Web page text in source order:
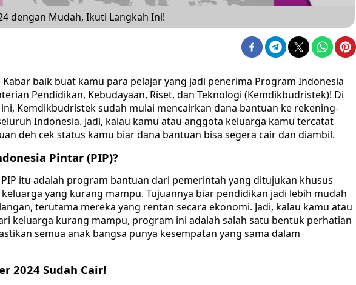
dengan Mudah, Ikuti Langkah Ini!
Kabar baik buat kamu para pelajar yang jadi penerima Program Indonesia
Pendidikan, Kebudayaan, Riset, dan Teknologi (Kemdikbudristek)! Di
Kemdikbudristek sudah mulai mencairkan dana bantuan ke rekening-
Indonesia. Jadi, kalau kamu atau anggota keluarga kamu tercatat
deh cek status kamu biar dana bantuan bisa segera cair dan diambil.
Pintar (PIP)?
itu adalah program bantuan dari pemerintah yang ditujukan khusus
yang kurang mampu. Tujuannya biar pendidikan jadi lebih mudah
terutama mereka yang rentan secara ekonomi. Jadi, kalau kamu atau
keluarga kurang mampu, program ini adalah salah satu bentuk perhatian
semua anak bangsa punya kesempatan yang sama dalam
2024 Sudah Cair!